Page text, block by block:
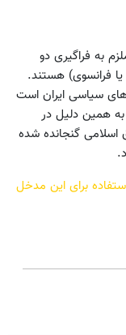
به فراگیری دو
فرانسوی) هستند.
سیاسی ایران است
به همین دلیل در
اسلامی گنجانده شده
برای این مدخل